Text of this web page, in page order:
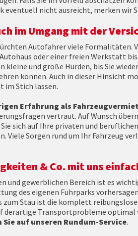
eventuell nicht ausreicht, merken wir
im Umgang mit der
Autofahrer viele Formalitäten.
oder einer freien Werkstatt
kleine und große Hürden, bis Sie
können. Auch in dieser Hinsicht
im Stich lassen.
Erfahrung als
vertraut. Auf Wunsch
sich auf Ihre privaten und
Viele Sorgen rund um Ihr Fahrzeug
& Co. mit uns
und gewerblichen Bereich ist es
des eigenen Fuhrparks
zum Stau ist die komplett
derartige Transportprobleme
auf unseren Rundum-Service.